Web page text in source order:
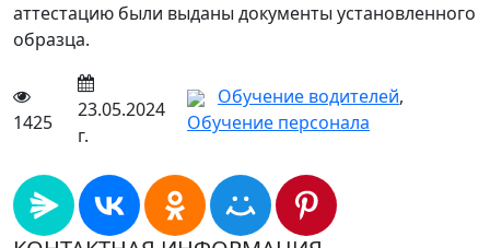
аттестацию были выданы документы установленного
образца.
1425
23.05.2024
г.
Обучение водителей,
Обучение персонала